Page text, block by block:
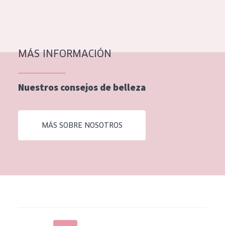
Piel normal y seca
Piel mixata o grasa
Piel madura
Piel expuesta al sol
Piel menopáusica
Todas las edades
MÁS INFORMACIÓN
Nuestros consejos de belleza
MÁS SOBRE NOSOTROS